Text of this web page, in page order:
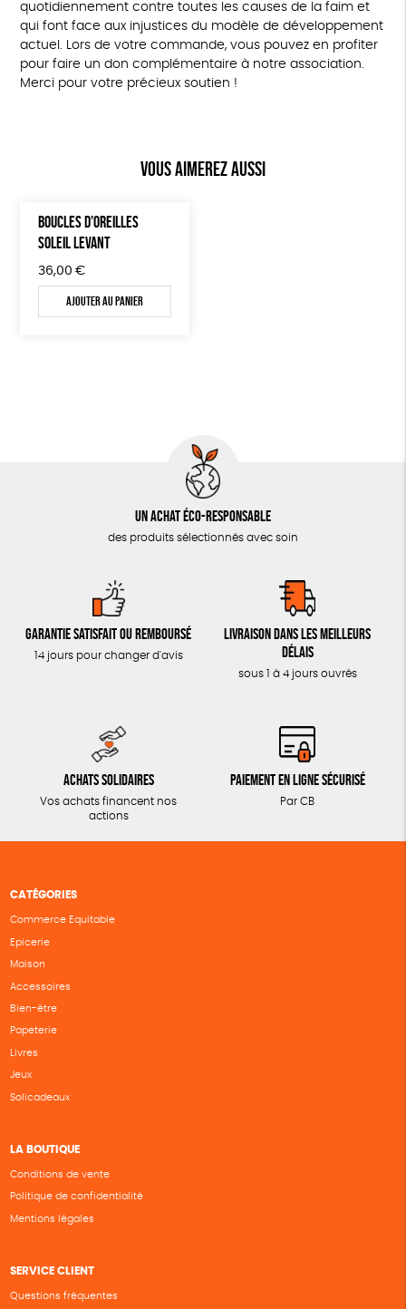
quotidiennement contre toutes les causes de la faim et
qui font face aux injustices du modèle de développement
actuel. Lors de votre commande, vous pouvez en profiter
pour faire un don complémentaire à notre association.
Merci pour votre précieux soutien !
Vous aimerez aussi
BOUCLES D’OREILLES
SOLEIL LEVANT
36,00 €
Ajouter au panier
Un achat éco-responsable
des produits sélectionnés avec soin
Garantie satisfait ou remboursé
14 jours pour changer d'avis
Livraison dans les meilleurs
délais
sous 1 à 4 jours ouvrés
Achats solidaires
Vos achats financent nos
actions
Paiement en ligne sécurisé
Par CB
CATÉGORIES
Commerce Equitable
Epicerie
Maison
Accessoires
Bien-être
Papeterie
Livres
Jeux
Solicadeaux
LA BOUTIQUE
Conditions de vente
Politique de confidentialité
Mentions légales
SERVICE CLIENT
Questions fréquentes